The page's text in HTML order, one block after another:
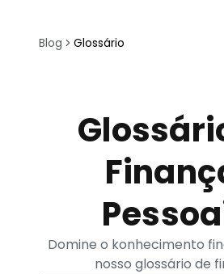
Blog Glossário
Domine o konhecimento
nosso glossário de